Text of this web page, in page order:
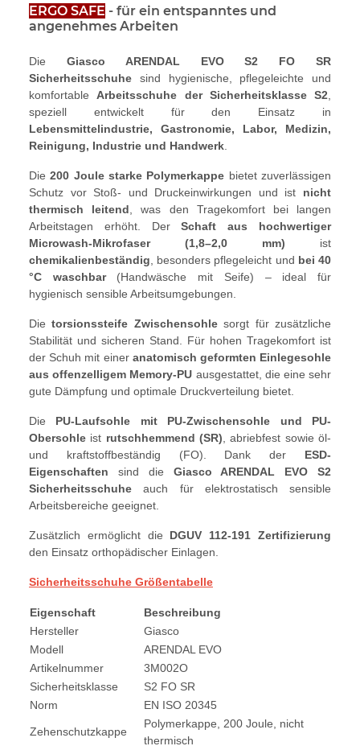
ERGO SAFE - für ein entspanntes und
angenehmes Arbeiten
Die Giasco ARENDAL EVO S2 FO SR
Sicherheitsschuhe sind hygienische, pflegeleichte und
komfortable Arbeitsschuhe der Sicherheitsklasse S2
speziell entwickelt für den Einsatz in
Lebensmittelindustrie, Gastronomie, Labor, Medizin,
Reinigung, Industrie und Handwerk
Die200 Joule starke Polymerkappe bietet zuverlässigen
Schutz vor Stoß- und Druckeinwirkungen und ist nicht
thermisch leitend , was den Tragekomfort bei langen
Arbeitstagen erhöht. DerSchaft aus hochwertiger
Microwash-Mikrofaser (1,8–2,0 mm) ist
chemikalienbeständig , besonders pflegeleicht und bei 40
°C waschbar(Handwäsche mit Seife) – ideal für
hygienisch sensible Arbeitsumgebungen.
Dietorsionssteife Zwischensohlesorgt für zusätzliche
Stabilität und sicheren Stand. Für hohen Tragekomfort ist
der Schuh mit einer anatomisch geformten Einlegesohle
aus offenzelligem Memory-PU ausgestattet, die eine sehr
gute Dämpfung und optimale Druckverteilung bietet.
Die PU-Laufsohle mit PU-Zwischensohle und PU-
Obersohle ist rutschhemmend (SR) , abriebfest sowie öl-
und kraftstoffbeständig (FO). Dank der ESD-
Eigenschaften sind die Giasco ARENDAL EVO S2
Sicherheitsschuhe auch für elektrostatisch sensible
Arbeitsbereiche geeignet.
Zusätzlich ermöglicht die DGUV 112-191 Zertifizierung
den Einsatz orthopädischer Einlagen.
Sicherheitsschuhe Größentabelle
Eigenschaft
Beschreibung
Hersteller
Giasco
Modell
ARENDAL EVO
Artikelnummer
3M002O
Sicherheitsklasse
S2 FO SR
Norm
EN ISO 20345
Zehenschutzkappe
Polymerkappe, 200 Joule, nicht
thermisch